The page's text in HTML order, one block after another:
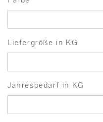
Liefergröße in KG
Jahresbedarf in KG